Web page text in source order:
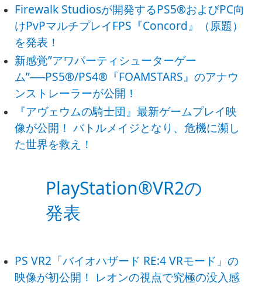
Firewalk Studiosが開発するPS5®およびPC向
けPvPマルチプレイFPS『Concord』（原題）
を発表！
新感覚”アワパーティシューターゲー
ム”──PS5®/PS4®『FOAMSTARS』のアナウ
ンストレーラーが公開！
『アヴェウムの騎士団』最新ゲームプレイ映
像が公開！ バトルメイジとなり、危機に瀕し
た世界を救え！
PlayStation®VR2の
発表
PS VR2「バイオハザード RE:4 VRモード」の
映像が初公開！ レオンの視点で究極の没入感